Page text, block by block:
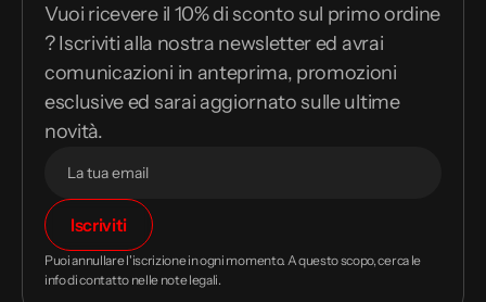
Vuoi ricevere il 10% di sconto sul primo ordine
? Iscriviti alla nostra newsletter ed avrai
comunicazioni in anteprima, promozioni
esclusive ed sarai aggiornato sulle ultime
novità.
Il
tuo
indirizzo
email
Iscriviti
Puoi annullare l'iscrizione in ogni momento. A questo scopo, cerca le
info di contatto nelle note legali.